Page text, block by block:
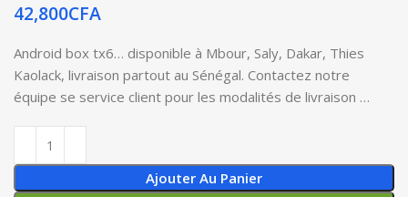
42,800CFA
Android box tx6… disponible à Mbour, Saly, Dakar, Thies
Kaolack, livraison partout au Sénégal. Contactez notre
équipe se service client pour les modalités de livraison …
Ajouter Au Panier